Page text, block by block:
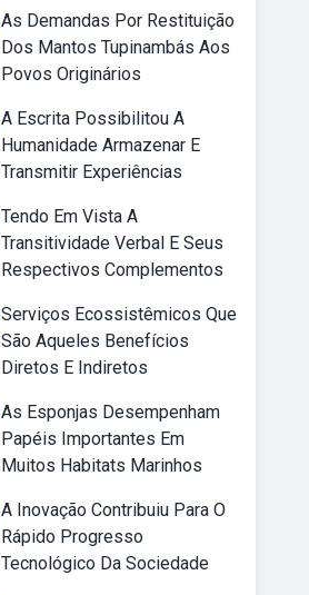
As Demandas Por Restituição
Dos Mantos Tupinambás Aos
Povos Originários
A Escrita Possibilitou A
Humanidade Armazenar E
Transmitir Experiências
Tendo Em Vista A
Transitividade Verbal E Seus
Respectivos Complementos
Serviços Ecossistêmicos Que
São Aqueles Benefícios
Diretos E Indiretos
As Esponjas Desempenham
Papéis Importantes Em
Muitos Habitats Marinhos
A Inovação Contribuiu Para O
Rápido Progresso
Tecnológico Da Sociedade